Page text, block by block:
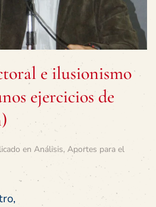
e ilusionismo
ejercicios de
en Análisis, Aportes para el